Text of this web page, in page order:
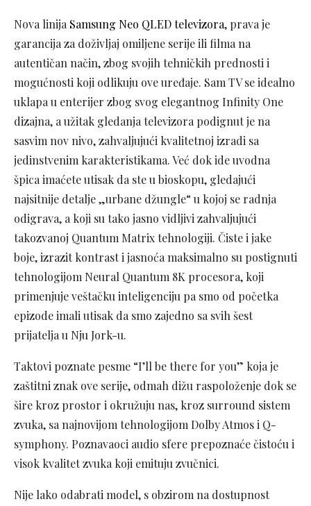
Nova linija Samsung Neo QLED televizora, prava je
garancija za doživljaj omiljene serije ili filma na
autentičan način, zbog svojih tehničkih prednosti i
mogućnosti koji odlikuju ove uređaje. Sam TV se idealno
uklapa u enterijer zbog svog elegantnog Infinity One
dizajna, a užitak gledanja televizora podignut je na
sasvim nov nivo, zahvaljujući kvalitetnoj izradi sa
jedinstvenim karakteristikama. Već dok ide uvodna
špica imaćete utisak da ste u bioskopu, gledajući
najsitnije detalje „urbane džungle“ u kojoj se radnja
odigrava, a koji su tako jasno vidljivi zahvaljujući
takozvanoj Quantum Matrix tehnologiji. Čiste i jake
boje, izrazit kontrast i jasnoća maksimalno su postignuti
tehnologijom Neural Quantum 8K procesora, koji
primenjuje veštačku inteligenciju pa smo od početka
epizode imali utisak da smo zajedno sa svih šest
prijatelja u Nju Jork-u.
Taktovi poznate pesme “I’ll be there for you” koja je
zaštitni znak ove serije, odmah dižu raspoloženje dok se
šire kroz prostor i okružuju nas, kroz surround sistem
zvuka, sa najnovijom tehnologijom Dolby Atmos i Q-
symphony. Poznavaoci audio sfere prepoznaće čistoću i
visok kvalitet zvuka koji emituju zvučnici.
Nije lako odabrati model, s obzirom na dostupnost